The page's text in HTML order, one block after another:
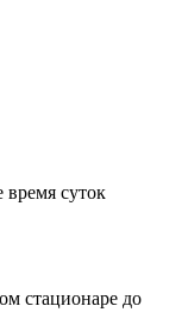
время суток
стационаре до